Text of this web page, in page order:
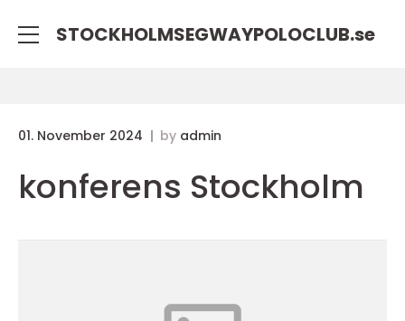
STOCKHOLMSEGWAYPOLOCLUB.se
01. November 2024 by admin
konferens Stockholm